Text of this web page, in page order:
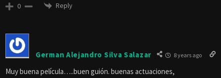
0 Reply
German Alejandro Silva Salazar 8 years ago
Muy buena película…..buen guión. buenas actuaciones,